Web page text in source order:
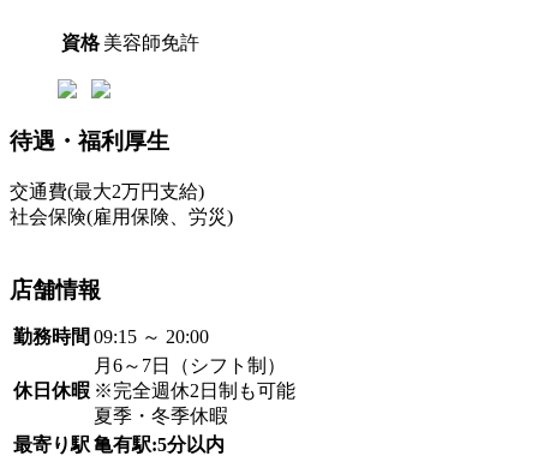
資格 美容師免許
待遇・福利厚生
交通費(最大2万円支給)
社会保険(雇用保険、労災)
店舗情報
勤務時間 09:15 ～ 20:00
休日休暇
月6～7日（シフト制）
※完全週休2日制も可能
夏季・冬季休暇
最寄り駅 亀有駅:5分以内